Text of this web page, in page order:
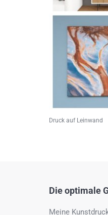
Druck auf Leinwand
Die optimale
Meine